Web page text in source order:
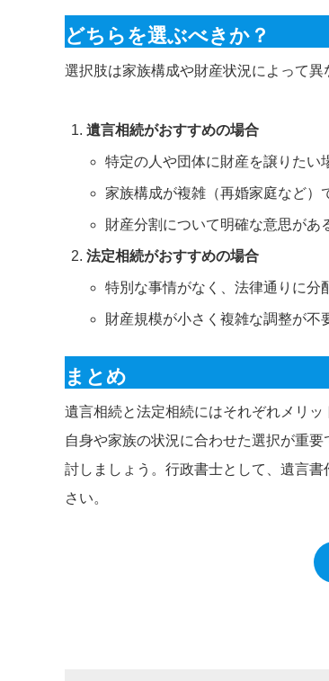
どちらを選ぶべきか？
選択肢は家族構成や財産状況によって異
遺言相続がおすすめの場合
特定の人や団体に財産を譲りたい
家族構成が複雑（再婚家庭など）
財産分割について明確な意思があ
法定相続がおすすめの場合
特別な事情がなく、法律通りに分
財産規模が小さく複雑な調整が不
まとめ
遺言相続と法定相続にはそれぞれメリ
自身や家族の状況に合わせた選択が重
討しましょう。行政書士として、遺言
さい。